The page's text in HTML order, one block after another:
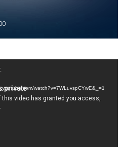
watch?v=7WLuvspCYwE&_=1